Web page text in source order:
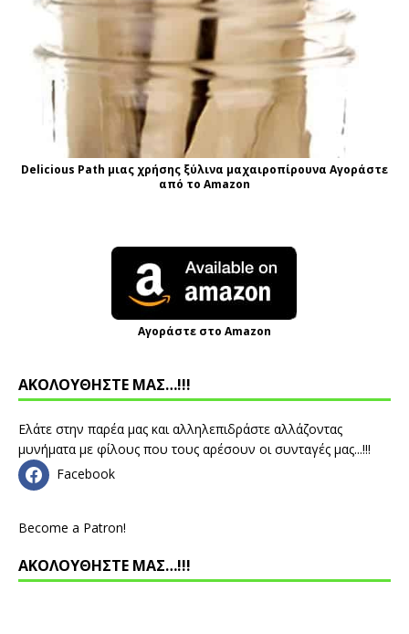
Delicious Path μιας χρήσης ξύλινα μαχαιροπίρουνα Αγοράστε
από το Amazon
Αγοράστε στο Amazon
ΑΚΟΛΟΥΘΗΣΤΕ ΜΑΣ…!!!
Ελάτε στην παρέα μας και αλληλεπιδράστε αλλάζοντας
μυνήματα με φίλους που τους αρέσουν οι συνταγές μας...!!!
Facebook
Become a Patron!
ΑΚΟΛΟΥΘΗΣΤΕ ΜΑΣ…!!!